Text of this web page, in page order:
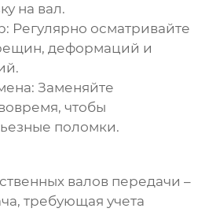
на вал.
Регулярно осматривайте
деформаций и
Заменяйте
чтобы
поломки.
валов передачи –
требующая учета